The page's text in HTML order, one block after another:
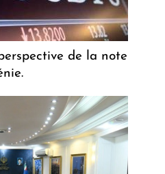
de la note